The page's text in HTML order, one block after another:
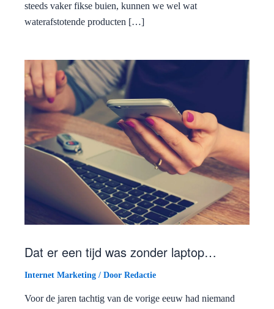
steeds vaker fikse buien, kunnen we wel wat
waterafstotende producten […]
Dat er een tijd was zonder laptop…
Internet Marketing / Door Redactie
Voor de jaren tachtig van de vorige eeuw had niemand